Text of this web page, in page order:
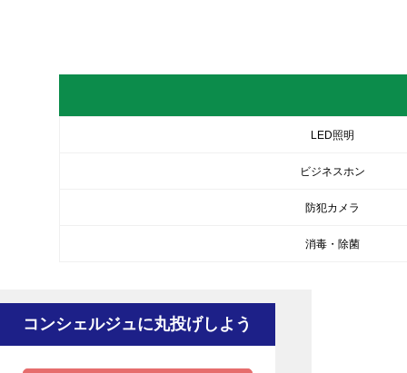
LED照明
ビジネスホン
防犯カメラ
消毒・除菌
コンシェルジュに丸投げしよう